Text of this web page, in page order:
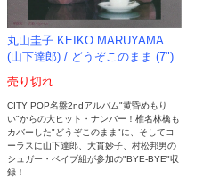
丸山圭子 KEIKO MARUYAMA
(山下達郎) / どうぞこのまま (7")
売り切れ
CITY POP名盤2ndアルバム"黄昏めもり
い"からの大ヒット・ナンバー！椎名林檎も
カバーした"どうぞこのまま"に、そしてコ
ーラスに山下達郎、大貫妙子、村松邦男の
シュガー・ベイブ組が参加の"BYE-BYE"収
録！